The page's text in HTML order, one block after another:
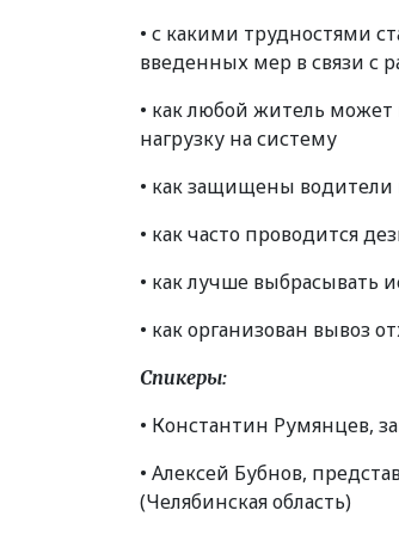
• с какими трудностями
введенных мер в связи с
• как любой житель
нагрузку на систему
• как защищены водители
• как часто проводится
• как лучше выбрасывать
• как организован вывоз
Спикеры:
• Константин Румянцев,
• Алексей Бубнов,
(Челябинская область)